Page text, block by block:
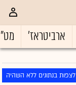
ארביטראז'
לצפות בנתונים ללא השהיה